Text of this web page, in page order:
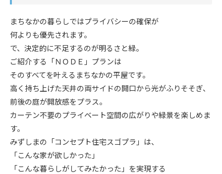
ニュース
イベント情報
資料請求・お問い合わせ
まちなかの暮らしではプライバシーの確保が
何よりも優先されます。
で、決定的に不足するのが明るさと緑。
ご紹介する「ＮＯＤＥ」プランは
そのすべてを叶えるまちなかの平屋です。
高く持ち上げた天井の両サイドの開口から光がふりそそぎ、
前後の庭が開放感をプラス。
カーテン不要のプライベート空間の広がりや緑景を楽しめま
す。
みずしまの「コンセプト住宅スゴプラ」は、
「こんな家が欲しかった」
「こんな暮らしがしてみたかった」を実現する